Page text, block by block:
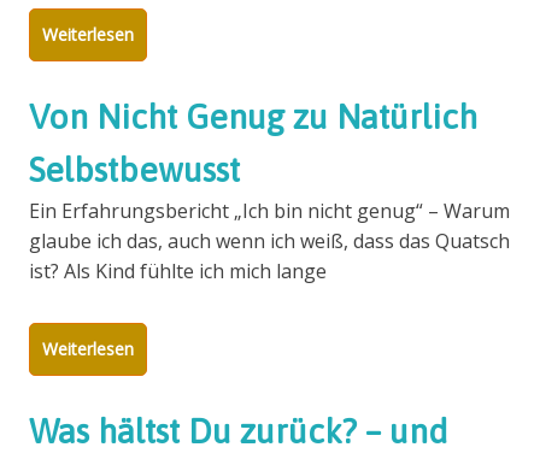
Weiterlesen
Von Nicht Genug zu Natürlich
Selbstbewusst
Ein Erfahrungsbericht „Ich bin nicht genug“ – Warum
glaube ich das, auch wenn ich weiß, dass das Quatsch
ist? Als Kind fühlte ich mich lange
Weiterlesen
Was hältst Du zurück? – und